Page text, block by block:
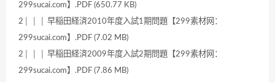
299sucai.com】.PDF (650.77 KB)
2│ │ │ 早稲田経済2010年度入試1期問題【299素材网：
299sucai.com】.PDF (7.02 MB)
2│ │ │ 早稲田経済2009年度入試2期問題【299素材网：
299sucai.com】.PDF (7.86 MB)